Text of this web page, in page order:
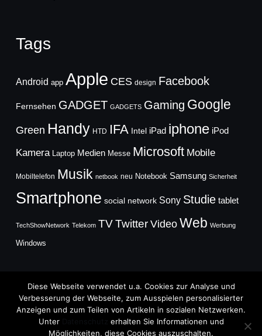
Tags
Android app Apple CES design Facebook
Fernsehen GADGET GADGETS Gaming Google
Green Handy HTD IFA Intel iPad iphone iPod
Kamera Laptop Medien Messe Microsoft Mobile
Mobiltelefon Musik netbook neu Notebook Samsung Sicherheit
Smartphone social network Sony Studie tablet
TechShowNetwork Telekom TVTwitter Video Web Werbung
Windows
Copyright © 2026
TechFieber Blog
Diese Webseite verwendet u.a. Cookies zur Analyse und
Verbesserung der Webseite, zum Ausspielen personalisierter
Anzeigen und zum Teilen von Artikeln in sozialen Netzwerken.
Unter
erhalten Sie Informationen und
Möglichkeiten, diese Cookies auszuschalten.